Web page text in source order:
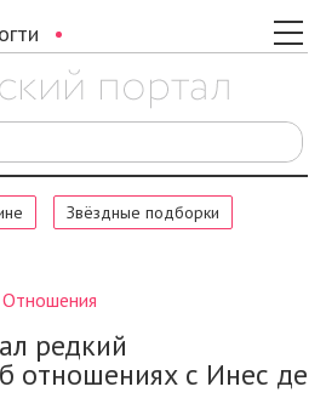
Звёздные подборки
Отношения
редкий
отношениях с Инес де